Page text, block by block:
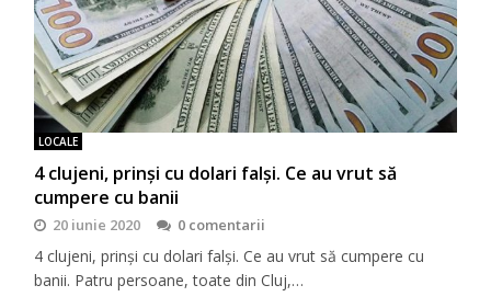
LOCALE
4 clujeni, prinşi cu dolari falşi. Ce au vrut să
cumpere cu banii
20 iunie 2020 0 comentarii
4 clujeni, prinşi cu dolari falşi. Ce au vrut să cumpere cu
banii. Patru persoane, toate din Cluj,…